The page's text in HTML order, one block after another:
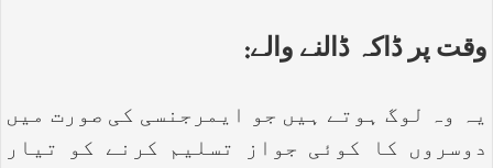
وقت پر ڈاکہ ڈالنے والے:
یہ وہ لوگ ہوتے ہیں جو ایمرجنسی کی صورت میں
دوسروں کا کوئی جواز تسلیم کرنے کو تیار